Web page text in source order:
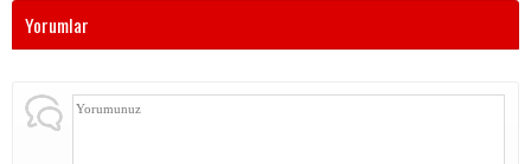
Yorumlar